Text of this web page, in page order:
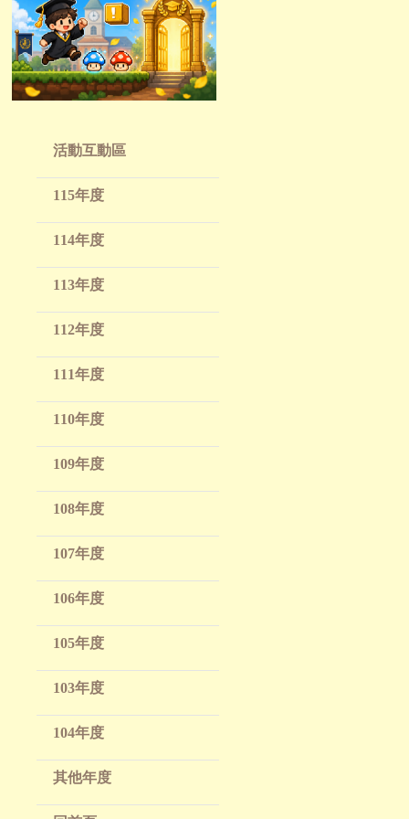
活動互動區
115年度
114年度
113年度
112年度
111年度
110年度
109年度
108年度
107年度
106年度
105年度
103年度
104年度
其他年度